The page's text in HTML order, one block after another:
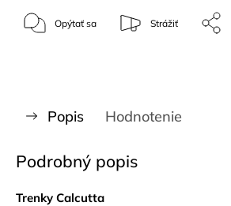
Opýtať sa Strážiť
Popis Hodnotenie
Podrobný popis
Trenky Calcutta